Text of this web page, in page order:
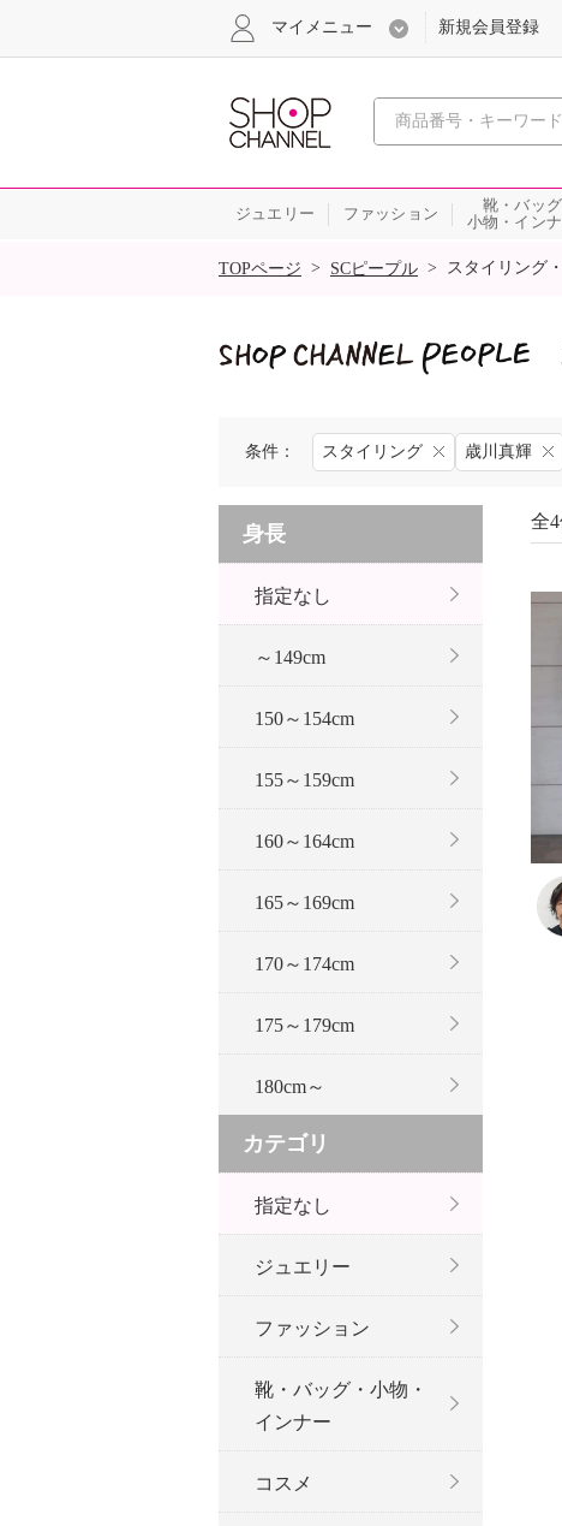
心おどる、
マイメニュー 新規会員登録
ジュエリー ファッション
靴・バッグ
小物・イン
SALE
TOPページ > SCピープル > スタイリング
条件： スタイリング 歳川真輝
身長
指定なし
～149cm
150～154cm
155～159cm
160～164cm
165～169cm
170～174cm
175～179cm
180cm～
カテゴリ
指定なし
ジュエリー
ファッション
靴・バッグ・小物・
インナー
コスメ
全